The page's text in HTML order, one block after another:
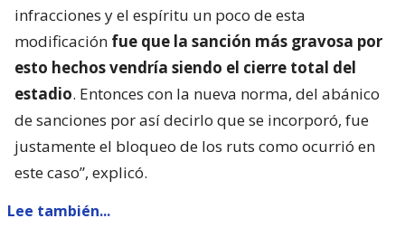
infracciones y el espíritu un poco de esta
modificación fue que la sanción más gravosa por
esto hechos vendría siendo el cierre total del
estadio. Entonces con la nueva norma, del abánico
de sanciones por así decirlo que se incorporó, fue
justamente el bloqueo de los ruts como ocurrió en
este caso”, explicó.
Lee también...